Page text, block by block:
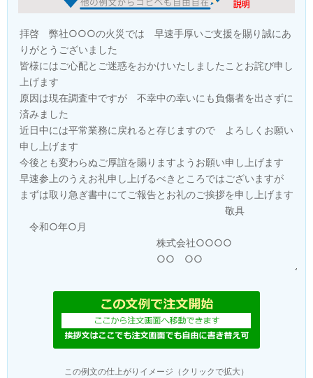
この例文の仕上がりイメージ（クリックで拡大）